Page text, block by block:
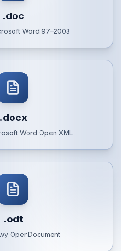
.doc
Word 97–2003
.docx
Word Open XML
.odt
OpenDocument